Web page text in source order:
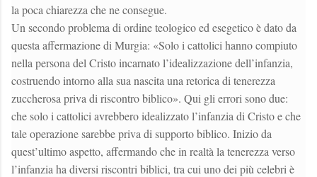
la poca chiarezza che ne consegue.
Un secondo problema di ordine teologico ed esegetico è dato da
questa affermazione di Murgia: «Solo i cattolici hanno compiuto
nella persona del Cristo incarnato l’idealizzazione dell’infanzia,
costruendo intorno alla sua nascita una retorica di tenerezza
zuccherosa priva di riscontro biblico». Qui gli errori sono due:
che solo i cattolici avrebbero idealizzato l’infanzia di Cristo e che
tale operazione sarebbe priva di supporto biblico. Inizio da
quest’ultimo aspetto, affermando che in realtà la tenerezza verso
l’infanzia ha diversi riscontri biblici, tra cui uno dei più celebri è